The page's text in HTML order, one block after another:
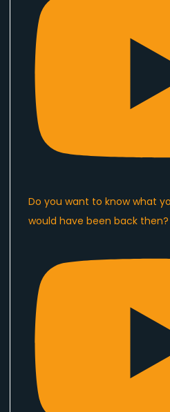
Do you want to know what
would have been back then?